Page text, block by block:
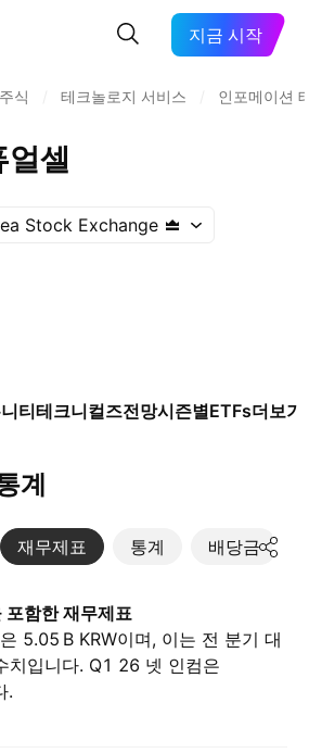
지금 시작
주식 테크놀로지 서비스 인포메이션
얼셀
Stock Exchange
티테크니컬즈전망시즌별ETFs더보기
계
재무제표 통계 배당금
포함한 재무제표
‪5.05 B‬ KRW이며, 이는 전 분기 대
치입니다. Q1 26 넷 인컴은
.